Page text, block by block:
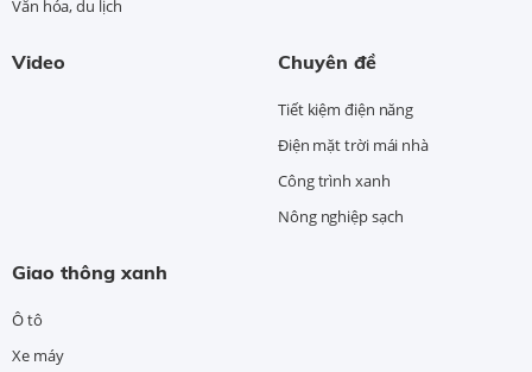
Văn hóa, du lịch
Video Chuyên đề
Tiết kiệm điện năng
Điện mặt trời mái nhà
Công trình xanh
Nông nghiệp sạch
Giao thông xanh
Ô tô
Xe máy